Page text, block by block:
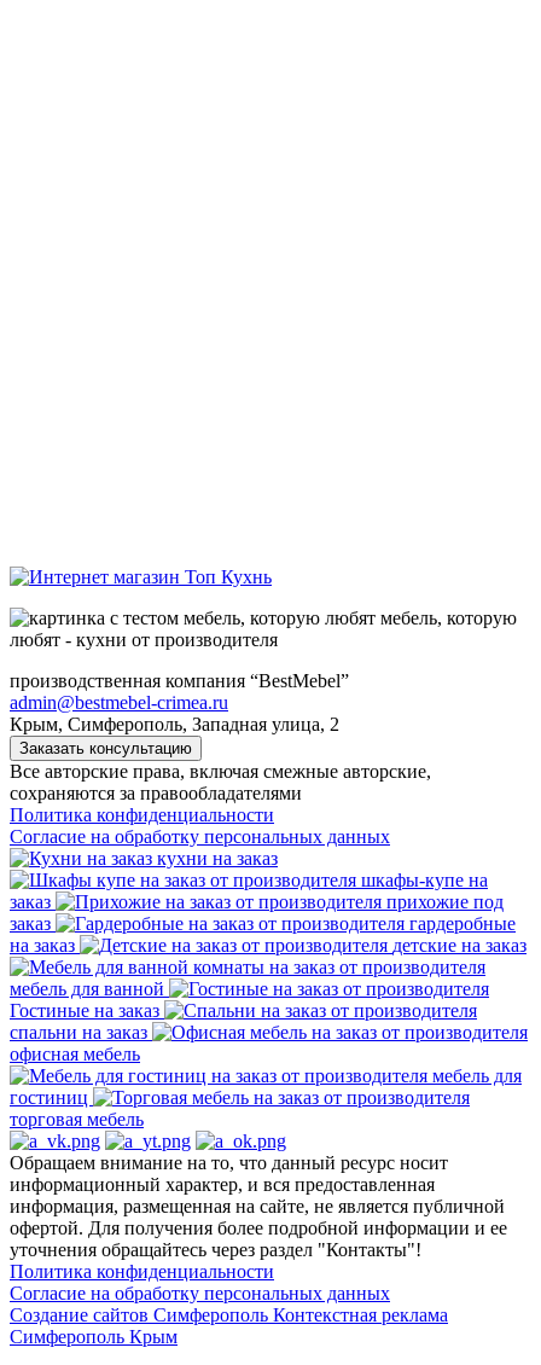
мебель, которую
любят - кухни от производителя
производственная компания “BestMebel”
admin@bestmebel-crimea.ru
Крым, Симферополь, Западная улица, 2
Заказать консультацию
Все авторские права, включая смежные авторские,
сохраняются за правообладателями
Политика конфиденциальности
Согласие на обработку персональных данных
кухни на заказ
шкафы-купе на
заказ
прихожие под
заказ
гардеробные
на заказ
детские на заказ
мебель для ванной
Гостиные на заказ
спальни на заказ
офисная мебель
мебель для
гостиниц
торговая мебель
Обращаем внимание на то, что данный ресурс носит
информационный характер, и вся предоставленная
информация, размещенная на сайте, не является публичной
офертой. Для получения более подробной информации и ее
уточнения обращайтесь через раздел "Контакты"!
Политика конфиденциальности
Согласие на обработку персональных данных
Создание сайтов Симферополь Контекстная реклама
Симферополь Крым